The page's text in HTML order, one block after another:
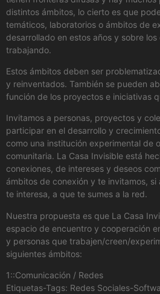
distintos ámbitos, lo cierto es que
temáticos, laboratorios o ámbitos de
desarrollado en estos años y sobre
trabajando.
Estos ámbitos deben ser
y reinventados. También se pueden
función de los proyectos e iniciativas
Invitamos a personas, proyectos y
participar en el desarrollo y
como una institución experimental de
comunitaria. La Casa Invisible está
conexiones, de intereses y deseos
ámbitos de conexión y te invitamos,
te interesa, a que te sumes a la red.
Nuestra propuesta es que La Casa
espacio de encuentro y cooperación
y personas que trabajen/creen/
siguientes ámbitos:
1::Comunicación / Redes
Etiquetas-Tags: Redes Sociales-